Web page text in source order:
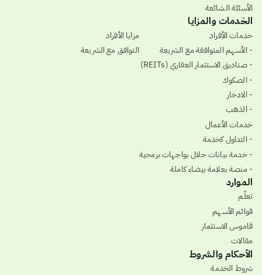
الأسئلة الشائعة
الخدمات والمزايا
خدمات الأفراد
- الأسهم المتوافقة مع الشريعة
- صناديق الاستثمار العقاري (REITs)
- الصكوك
- الادخار
- الذهب
خدمات الأعمال
- التداول كخدمة
- خدمة بيانات حلال بواجهات برمجية
- منصة بعلامة بيضاء كاملة
مزايا الأفراد
التوافق مع الشريعة
الموارد
تعلّم
قوائم الأسهم
قاموس الاستثمار
مقالات
الأحكام والشروط
شروط الخدمة